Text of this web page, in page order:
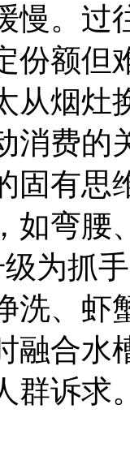
慢。过
份额但
从烟灶
消费的
固有思
如弯腰
为抓
洗、虾
融合水
群诉求